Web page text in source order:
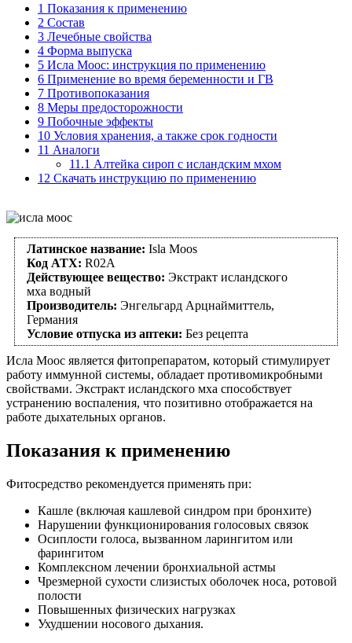
1 Показания к применению
2 Состав
3 Лечебные свойства
4 Форма выпуска
5 Исла Моос: инструкция по применению
6 Применение во время беременности и ГВ
7 Противопоказания
8 Меры предосторожности
9 Побочные эффекты
10 Условия хранения, а также срок годности
11 Аналоги
11.1 Алтейка сироп с исландским мхом
12 Скачать инструкцию по применению
Латинское название: Isla Moos
Код АТХ: R02A
Действующее вещество: Экстракт исландского
мха водный
Производитель: Энгельгард Арцнаймиттель,
Германия
Условие отпуска из аптеки: Без рецепта
Исла Моос является фитопрепаратом, который стимулирует
работу иммунной системы, обладает противомикробными
свойствами. Экстракт исландского мха способствует
устранению воспаления, что позитивно отображается на
работе дыхательных органов.
Показания к применению
Фитосредство рекомендуется применять при:
Кашле (включая кашлевой синдром при бронхите)
Нарушении функционирования голосовых связок
Осиплости голоса, вызванном ларингитом или
фарингитом
Комплексном лечении бронхиальной астмы
Чрезмерной сухости слизистых оболочек носа, ротовой
полости
Повышенных физических нагрузках
Ухудшении носового дыхания.